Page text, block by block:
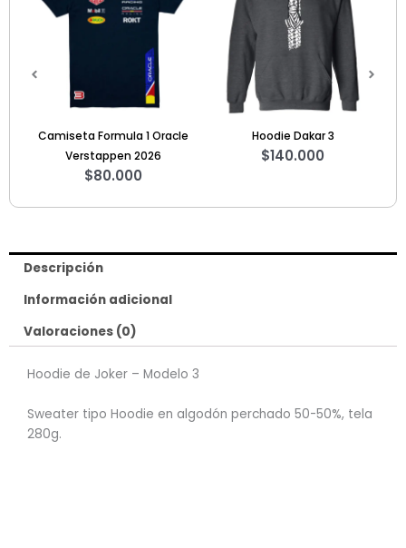
Camiseta Formula 1 Oracle
Verstappen 2026
$80.000
Hoodie Dakar 3
$140.000
Descripción
Información adicional
Valoraciones (0)
Hoodie de Joker – Modelo 3
Sweater tipo Hoodie en algodón perchado 50-50%, tela
280g.